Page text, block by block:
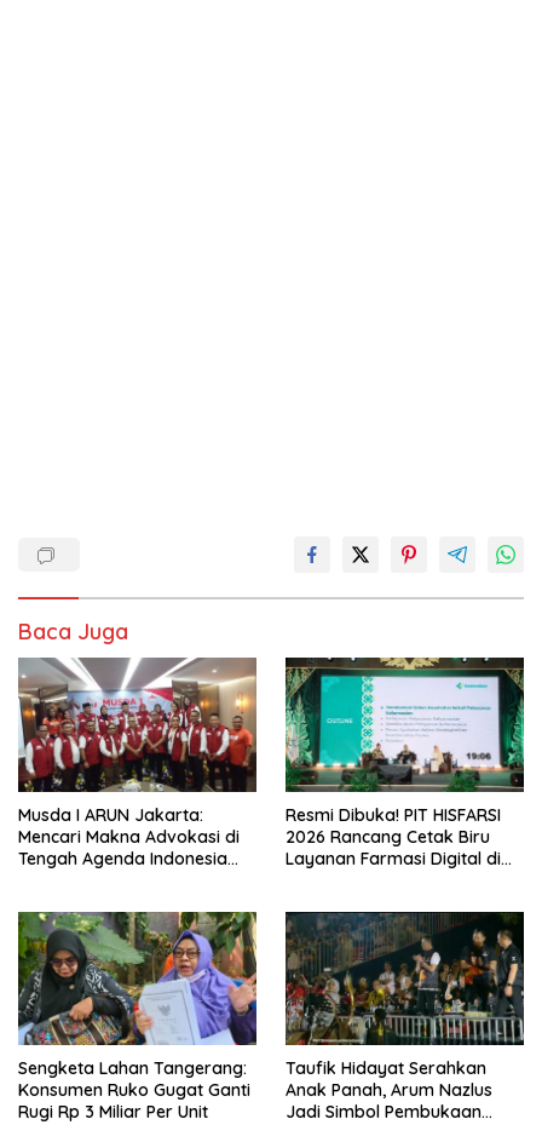
Baca Juga
Musda I ARUN Jakarta:
Mencari Makna Advokasi di
Tengah Agenda Indonesia
Resmi Dibuka! PIT HISFARSI
2026 Rancang Cetak Biru
Layanan Farmasi Digital di
Sengketa Lahan Tangerang:
Konsumen Ruko Gugat Ganti
Rugi Rp 3 Miliar Per Unit
Taufik Hidayat Serahkan
Anak Panah, Arum Nazlus
Jadi Simbol Pembukaan